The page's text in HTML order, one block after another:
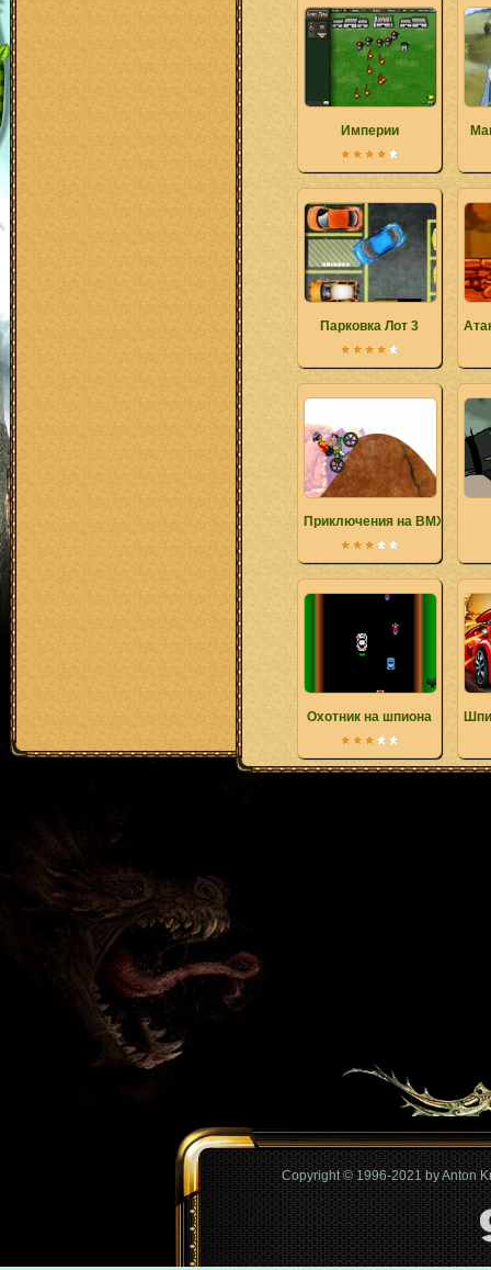
Империи
Парковка Лот 3
Приключения на BMX
Охотник на шпиона
Copyright © 1996-2021 by Anton